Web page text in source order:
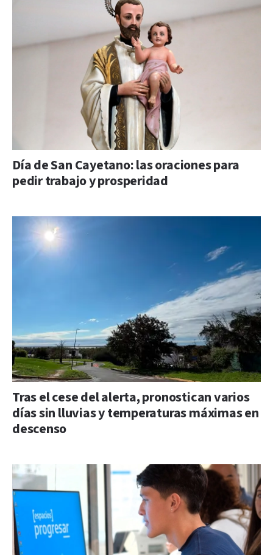
Día de San Cayetano: las oraciones para
pedir trabajo y prosperidad
Tras el cese del alerta, pronostican varios
días sin lluvias y temperaturas máximas en
descenso